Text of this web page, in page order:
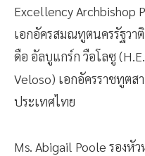
Excellency Archbishop
เอกอัครสมณทูตนครรัฐวา
ดือ อัลบูแกร์ก วือโลซู
Veloso) เอกอัครราชทูตส
ประเทศไทย
Ms. Abigail Poole รอง